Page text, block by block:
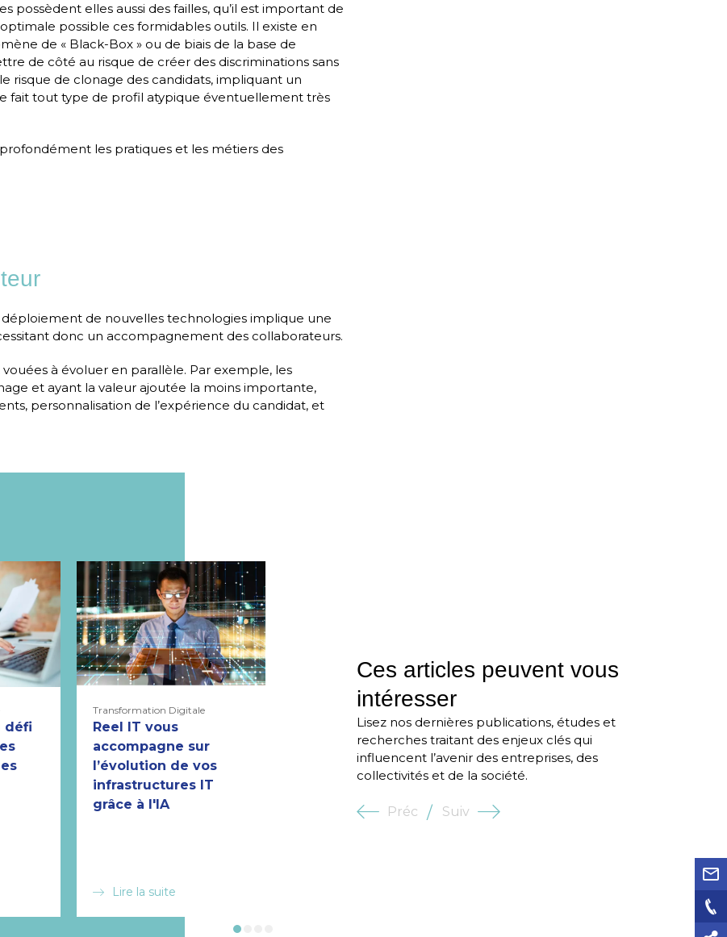
possèdent elles aussi des failles, qu’il est important de
possible ces formidables outils. Il existe en
de « Black-Box » ou de biais de la base de
de côté au risque de créer des discriminations sans
risque de clonage des candidats, impliquant un
fait tout type de profil atypique éventuellement très
les pratiques et les métiers des
de nouvelles technologies implique une
donc un accompagnement des collaborateurs.
à évoluer en parallèle. Par exemple, les
et ayant la valeur ajoutée la moins importante,
personnalisation de l’expérience du candidat, et
défi
Transformation Digitale
Reel IT vous
accompagne sur
l’évolution de vos
infrastructures IT
grâce à l'IA
Lire la suite
Maturité Digitale,
Transformation Digitale
L’alignement
stratégique : enjeu
central pour optimiser
Transformation Digitale
L'ambidextrie
organisationnelle au
service de la
Ces articles peuvent vous
intéresser
Lisez nos dernières publications, études et
recherches traitant des enjeux clés qui
influencent l’avenir des entreprises, des
collectivités et de la société.
Préc Suiv